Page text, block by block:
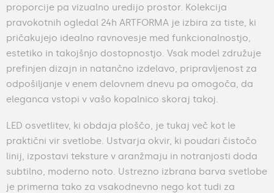
proporcije pa vizualno uredijo prostor. Kolekcija
pravokotnih ogledal 24h ARTFORMA je izbira za tiste, ki
pričakujejo idealno ravnovesje med funkcionalnostjo,
estetiko in takojšnjo dostopnostjo. Vsak model združuje
prefinjen dizajn in natančno izdelavo, pripravljenost za
odpošiljanje v enem delovnem dnevu pa omogoča, da
eleganca vstopi v vašo kopalnico skoraj takoj.
LED osvetlitev, ki obdaja ploščo, je tukaj več kot le
praktični vir svetlobe. Ustvarja okvir, ki poudari čistočo
linij, izpostavi teksture v aranžmaju in notranjosti doda
subtilno, moderno noto. Ustrezno izbrana barva svetlobe
je primerna tako za vsakodnevno nego kot tudi za